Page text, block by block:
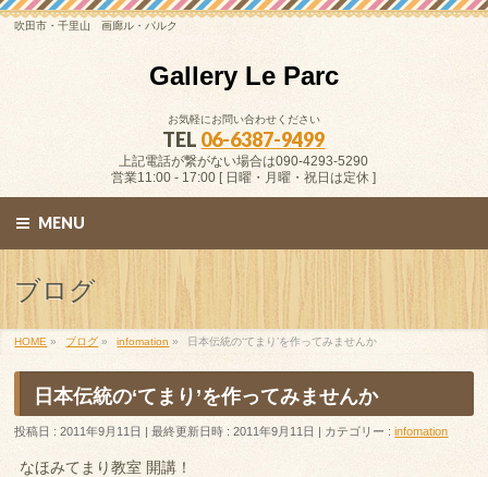
吹田市・千里山 画廊ル・パルク
Gallery Le Parc
お気軽にお問い合わせください
TEL 06-6387-9499
上記電話が繋がない場合は090-4293-5290
営業11:00 - 17:00 [ 日曜・月曜・祝日は定休 ]
MENU
ブログ
HOME » ブログ » infomation » 日本伝統の‘てまり’を作ってみませんか
日本伝統の‘てまり’を作ってみませんか
投稿日 : 2011年9月11日 最終更新日時 : 2011年9月11日 カテゴリー :infomation
なほみてまり教室 開講！